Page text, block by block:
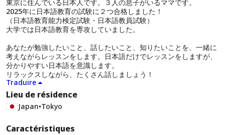
東京に住んでいる日本人です。３人の息子がいるママです。
2025年に日本語教育の試験に２つ合格しました！
（日本語教育能力検定試験・日本語教員試験）
大学では日本語教育を専攻していました。
あなたが勉強したいこと、話したいこと、知りたいことを、一緒に
考えながらレッスンをします。日本語だけでレッスンをしますが、
分かりやすい日本語を意識します。
リラックスしながら、たくさん話しましょう！
Traduire
Lieu de résidence
Japan•Tokyo
Caractéristiques